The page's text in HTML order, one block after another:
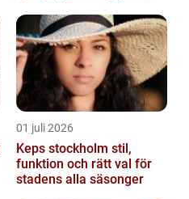
parkeringslinjer
01 juli 2026
Keps stockholm stil,
funktion och rätt val för
stadens alla säsonger